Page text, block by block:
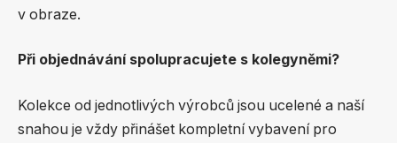
v obraze.
Při objednávání spolupracujete s kolegyněmi?
Kolekce od jednotlivých výrobců jsou ucelené a naší
snahou je vždy přinášet kompletní vybavení pro